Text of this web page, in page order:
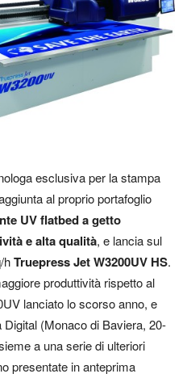
esclusiva per la stampa
al proprio portafoglio
UV flatbed a getto
e alta qualità, e lancia sul
hTruepress Jet W3200UV HS.
produttività rispetto al
lanciato lo scorso anno, e
(Monaco di Baviera, 20-
a una serie di ulteriori
presentate in anteprima